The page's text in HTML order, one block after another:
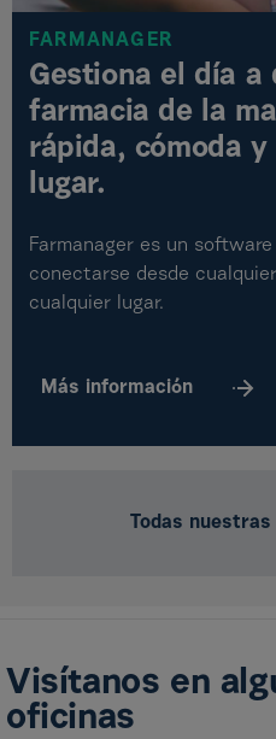
FARMANAGER
Gestiona el día a
farmacia de la
rápida, cómoda
lugar.
Farmanager es un
conectarse desde
cualquier lugar.
Más información
Todas
Visítanos en
oficinas